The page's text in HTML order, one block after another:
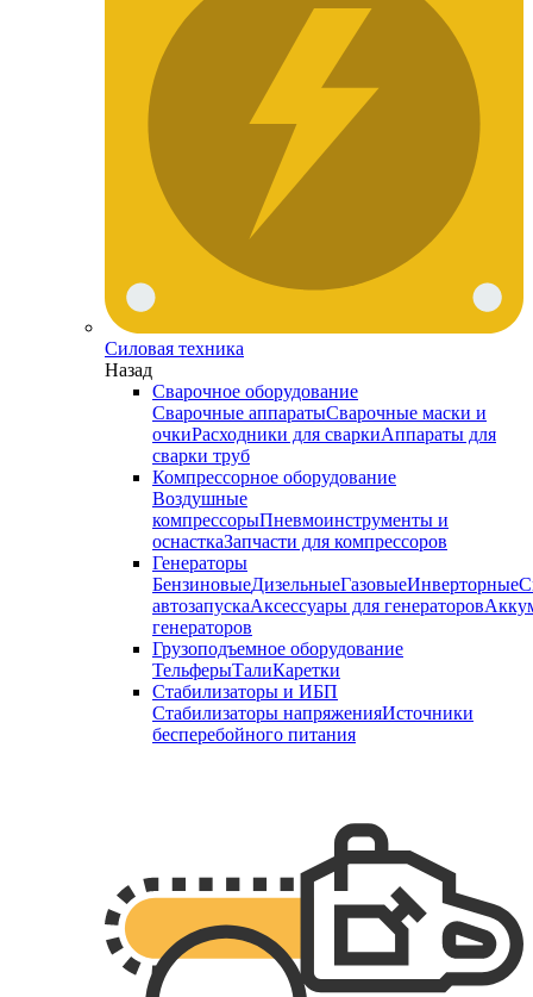
Силовая техника
Назад
Сварочное оборудование
Сварочные аппаратыСварочные маски и
очкиРасходники для сваркиАппараты для
сварки труб
Компрессорное оборудование
Воздушные
компрессорыПневмоинструменты и
оснасткаЗапчасти для компрессоров
Генераторы
БензиновыеДизельныеГазовыеИнверторные
автозапускаАксессуары для генераторов
генераторов
Грузоподъемное оборудование
ТельферыТалиКаретки
Стабилизаторы и ИБП
Стабилизаторы напряженияИсточники
бесперебойного питания